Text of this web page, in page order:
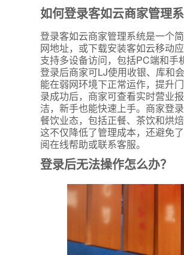
如何登录客如云商家管理系
登录客如云商家管理系统是一个
网地址，或下载安装客如云移动
支持多设备访问，包括PC端和手
登录后商家可LJ使用收银、库和
能在弱网环境下正常运作，提升
录成功后，商家可查看实时营业
洁，新手也能快速上手。商家登
餐饮业态，包括正餐、茶饮和烘
这不仅降低了管理成本，还避免
阅在线帮助或联系客服。
登录后无法操作怎么办？